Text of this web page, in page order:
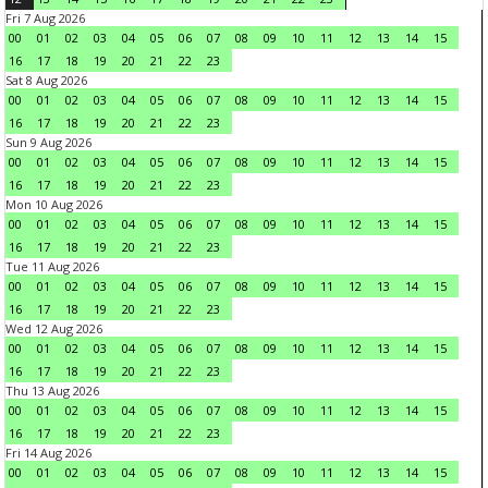
Fri 7 Aug 2026
00
01 02 03 04 05 06 07 08 09 10 11 12 13 14
15
16
17 18 19 20 21 22
23
Sat 8 Aug 2026
00
01 02 03 04 05 06 07 08 09 10 11 12 13 14
15
16
17 18 19 20 21 22
23
Sun 9 Aug 2026
00
01 02 03 04 05 06 07 08 09 10 11 12 13 14
15
16
17 18 19 20 21 22
23
Mon 10 Aug 2026
00
01 02 03 04 05 06 07 08 09 10 11 12 13 14
15
16
17 18 19 20 21 22
23
Tue 11 Aug 2026
00
01 02 03 04 05 06 07 08 09 10 11 12 13 14
15
16
17 18 19 20 21 22
23
Wed 12 Aug 2026
00
01 02 03 04 05 06 07 08 09 10 11 12 13 14
15
16
17 18 19 20 21 22
23
Thu 13 Aug 2026
00
01 02 03 04 05 06 07 08 09 10 11 12 13 14
15
16
17 18 19 20 21 22
23
Fri 14 Aug 2026
00
01 02 03 04 05 06 07 08 09 10 11 12 13 14
15